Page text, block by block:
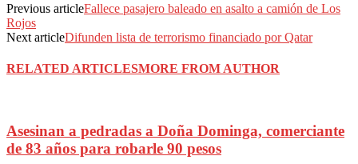
Previous articleFallece pasajero baleado en asalto a camión de Los
Rojos
Next articleDifunden lista de terrorismo financiado por Qatar
RELATED ARTICLESMORE FROM AUTHOR
Asesinan a pedradas a Doña Dominga, comerciante
de 83 años para robarle 90 pesos